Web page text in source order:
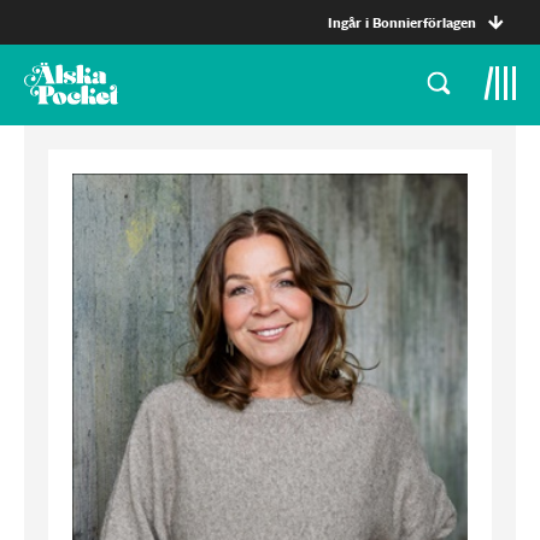
Ingår i Bonnierförlagen